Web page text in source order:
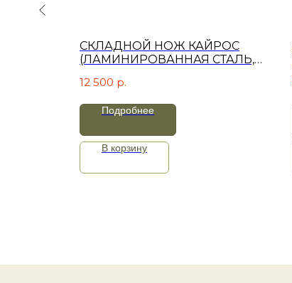
СКЛАДНОЙ НОЖ КАЙРОС
(ЛАМИНИРОВАННАЯ СТАЛЬ,
12 500 р.
Подробнее
В корзину